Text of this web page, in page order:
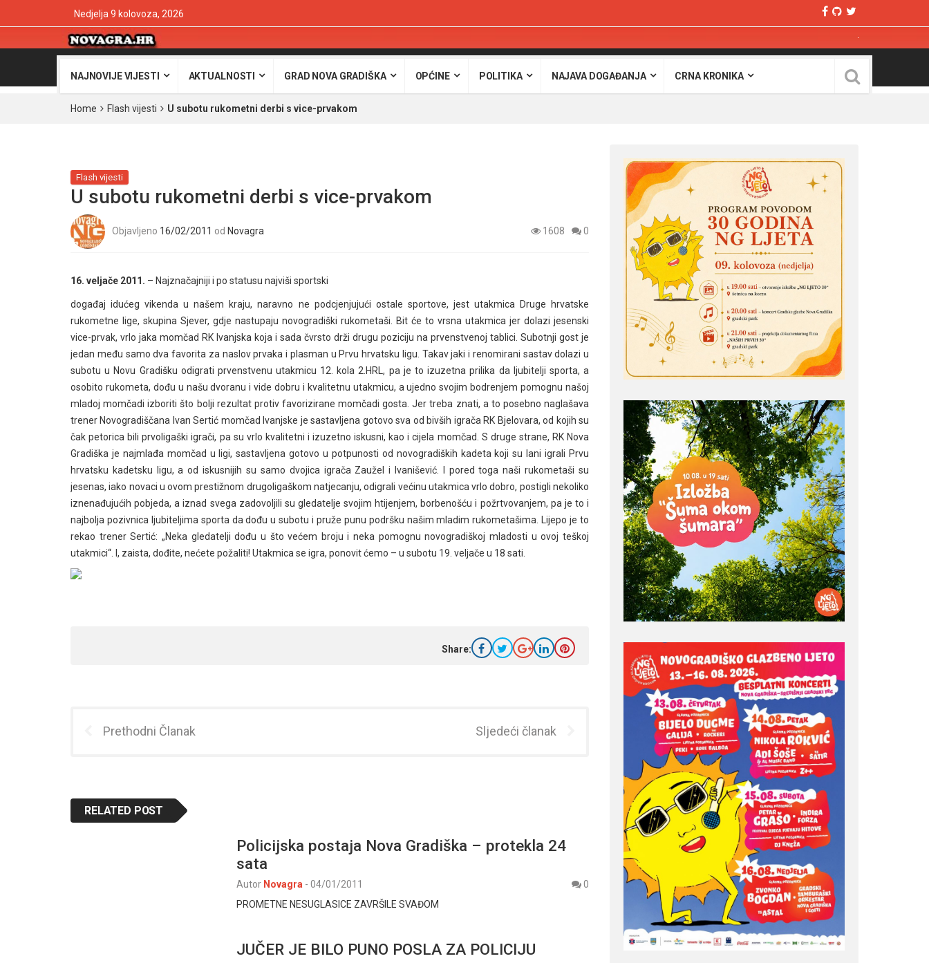
Nedjelja 9 kolovoza, 2026
NAJNOVIJE VIJESTI AKTUALNOSTI GRAD NOVA GRADIŠKA OPĆINE POLITIKA NAJAVA DOGAĐANJA CRNA KRONIKA
Home Flash vijesti U subotu rukometni derbi s vice-prvakom
Flash vijesti
U subotu rukometni derbi s vice-prvakom
Objavljeno 16/02/2011 od Novagra 1608 0
16. veljače 2011. – Najznačajniji i po statusu najviši sportski
događaj idućeg vikenda u našem kraju, naravno ne podcjenjujući ostale sportove, jest utakmica Druge hrvatske
rukometne lige, skupina Sjever, gdje nastupaju novogradiški rukometaši. Bit će to vrsna utakmica jer dolazi jesenski
vice-prvak, vrlo jaka momčad RK Ivanjska koja i sada čvrsto drži drugu poziciju na prvenstvenoj tablici. Subotnji gost je
jedan među samo dva favorita za naslov prvaka i plasman u Prvu hrvatsku ligu. Takav jaki i renomirani sastav dolazi u
subotu u Novu Gradišku odigrati prvenstvenu utakmicu 12. kola 2.HRL, pa je to izuzetna prilika da ljubitelji sporta, a
osobito rukometa, dođu u našu dvoranu i vide dobru i kvalitetnu utakmicu, a ujedno svojim bodrenjem pomognu našoj
mladoj momčadi izboriti što bolji rezultat protiv favorizirane momčadi gosta. Jer treba znati, a to posebno naglašava
trener Novogradiščana Ivan Sertić momčad Ivanjske je sastavljena gotovo sva od bivših igrača RK Bjelovara, od kojih su
čak petorica bili prvoligaški igrači, pa su vrlo kvalitetni i izuzetno iskusni, kao i cijela momčad. S druge strane, RK Nova
Gradiška je najmlađa momčad u ligi, sastavljena gotovo u potpunosti od novogradiških kadeta koji su lani igrali Prvu
hrvatsku kadetsku ligu, a od iskusnijih su samo dvojica igrača Zaužel i Ivanišević. I pored toga naši rukometaši su
jesenas, iako novaci u ovom prestižnom drugoligaškom natjecanju, odigrali većinu utakmica vrlo dobro, postigli nekoliko
iznenađujućih pobjeda, a iznad svega zadovoljili su gledatelje svojim htijenjem, borbenošću i požrtvovanjem, pa je to i
najbolja pozivnica ljubiteljima sporta da dođu u subotu i pruže punu podršku našim mladim rukometašima. Lijepo je to
rekao trener Sertić: „Neka gledatelji dođu u što većem broju i neka pomognu novogradiškoj mladosti u ovoj teškoj
utakmici“. I, zaista, dođite, nećete požaliti! Utakmica se igra, ponovit ćemo – u subotu 19. veljače u 18 sati.
Share:
Prethodni Članak Sljedeći članak
RELATED POST
Policijska postaja Nova Gradiška – protekla 24
sata
Autor Novagra - 04/01/2011
0
PROMETNE NESUGLASICE ZAVRŠILE SVAĐOM
JUČER JE BILO PUNO POSLA ZA POLICIJU